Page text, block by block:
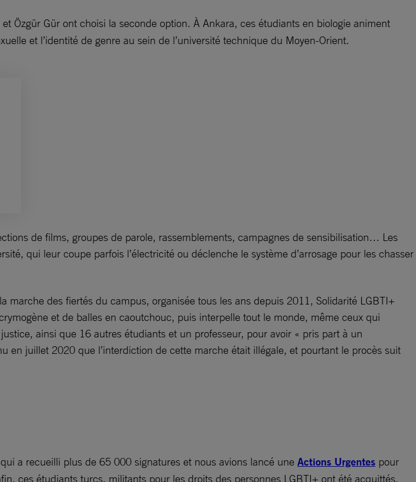
Özgür Gür ont choisi la seconde option. À Ankara, ces étudiants en biologie animent
et l’identité de genre au sein de l’université technique du Moyen-Orient.
de films, groupes de parole, rassemblements, campagnes de sensibilisation… Les
qui leur coupe parfois l’électricité ou déclenche le système d’arrosage pour les chasser
des fiertés du campus, organisée tous les ans depuis 2011, Solidarité LGBTI+
et de balles en caoutchouc, puis interpelle tout le monde, même ceux qui
ainsi que 16 autres étudiants et un professeur, pour avoir « pris part à un
en juillet 2020 que l’interdiction de cette marche était illégale, et pourtant le procès suit
a recueilli plus de 65 000 signatures et nous avions lancé une Actions Urgentes pour
ces étudiants turcs, militants pour les droits des personnes LGBTI+ ont été acquittés.